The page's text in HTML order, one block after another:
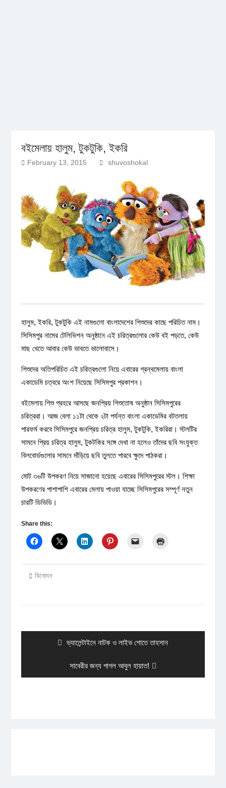
বইমেলায় হালুম, টুকটুকি, ইকরি
February 13, 2015 shuvoshokal
হালুম, ইকরি, টুকটুকি এই নামগুলো বাংলাদেশের শিশুদের কাছে পরিচিত নাম।
সিসিমপুর নামের টেলিভিশন অনুষ্ঠানে এই চরিত্রগুলোর কেউ বই পড়তে, কেউ
মাছ খেতে আবার কেউ ভাবতে ভালোবাসে।
শিশুদের অতিপরিচিত এই চরিত্রগুলো নিয়ে এবারের গ্রন্থমেলায় বাংলা
একাডেমি চত্বরে অংশ নিয়েছে সিসিমপুর প্রকাশন।
বইমেলায় শিশু প্রহরে আসছে জনপ্রিয় শিশুতোষ অনুষ্ঠান সিসিমপুরের
চরিত্ররা। আজ বেলা ১১টা থেকে ২টা পর্যন্ত বাংলা একাডেমির বটতলায়
পারফর্ম করবে সিসিমপুরে জনপ্রিয় চরিত্র হালুম, টুকটুকি, ইকরিরা। স্টলটির
সামনে প্রিয় চরিত্র হালুম, টুকটকির সঙ্গে দেখা না হলেও তাঁদের ছবি সংযুক্ত
বিলবোর্ডগুলোর সামনে দাঁড়িয়ে ছবি তুলতে পারবে ক্ষুদে পাঠকরা।
মোট ৩৬টি উপকরণ নিয়ে সাজানো হয়েছে এবারের সিসিমপুরের স্টল। শিক্ষা
উপকরণের পাশাপাশি এবারের মেলায় পাওয়া যাচ্ছে সিসিমপুরের সম্পূর্ণ নতুন
চারটি ডিভিডি।
Share this:
বিনোদন
Previous
ভ্যালেন্টাইনে নাটক ও লাইভ শোতে তাহসান
Next
post:
সাবেরীর জন্য পাগল আবুল হায়াত!